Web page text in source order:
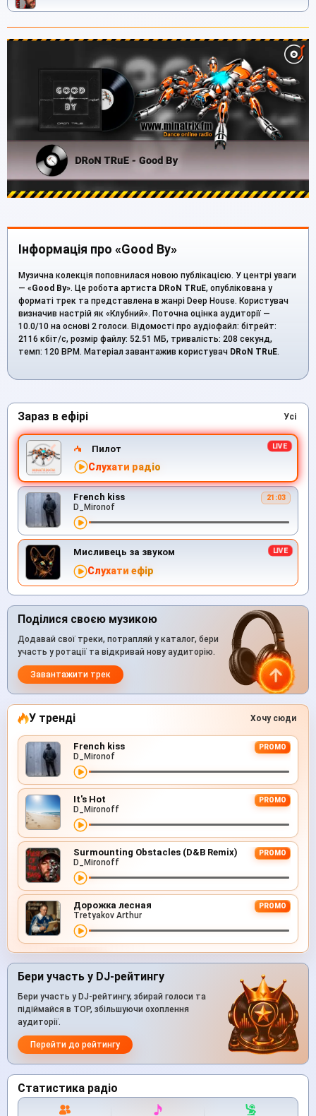
Інформація про «Good By»
Музична колекція поповнилася новою публікацією. У центрі уваги
— «Good By». Це робота артиста DRoN TRuE, опублікована у
форматі трек та представлена в жанрі Deep House. Користувач
визначив настрій як «Клубний». Поточна оцінка аудиторії —
10.0/10 на основі 2 голоси. Відомості про аудіофайл: бітрейт:
2116 кбіт/с, розмір файлу: 52.51 МБ, тривалість: 208 секунд,
темп: 120 BPM. Матеріал завантажив користувач DRoN TRuE.
Зараз в ефірі Усі
Пилот
Слухати радіо
French kiss 21:03
D_Mironof
Мисливець за звуком
Слухати ефір
Поділися своєю музикою
Додавай свої треки, потрапляй у каталог, бери
участь у ротації та відкривай нову аудиторію.
Завантажити трек
У тренді Хочу сюди
French kiss PROMO
D_Mironof
It's Hot PROMO
D_Mironoff
Surmounting Obstacles (D&B Remix) PROMO
D_Mironoff
Дорожка лесная PROMO
Tretyakov Arthur
Бери участь у DJ-рейтингу
Бери участь у DJ-рейтингу, збирай голоси та
підіймайся в TOP, збільшуючи охоплення
аудиторії.
Перейти до рейтингу
Статистика радіо